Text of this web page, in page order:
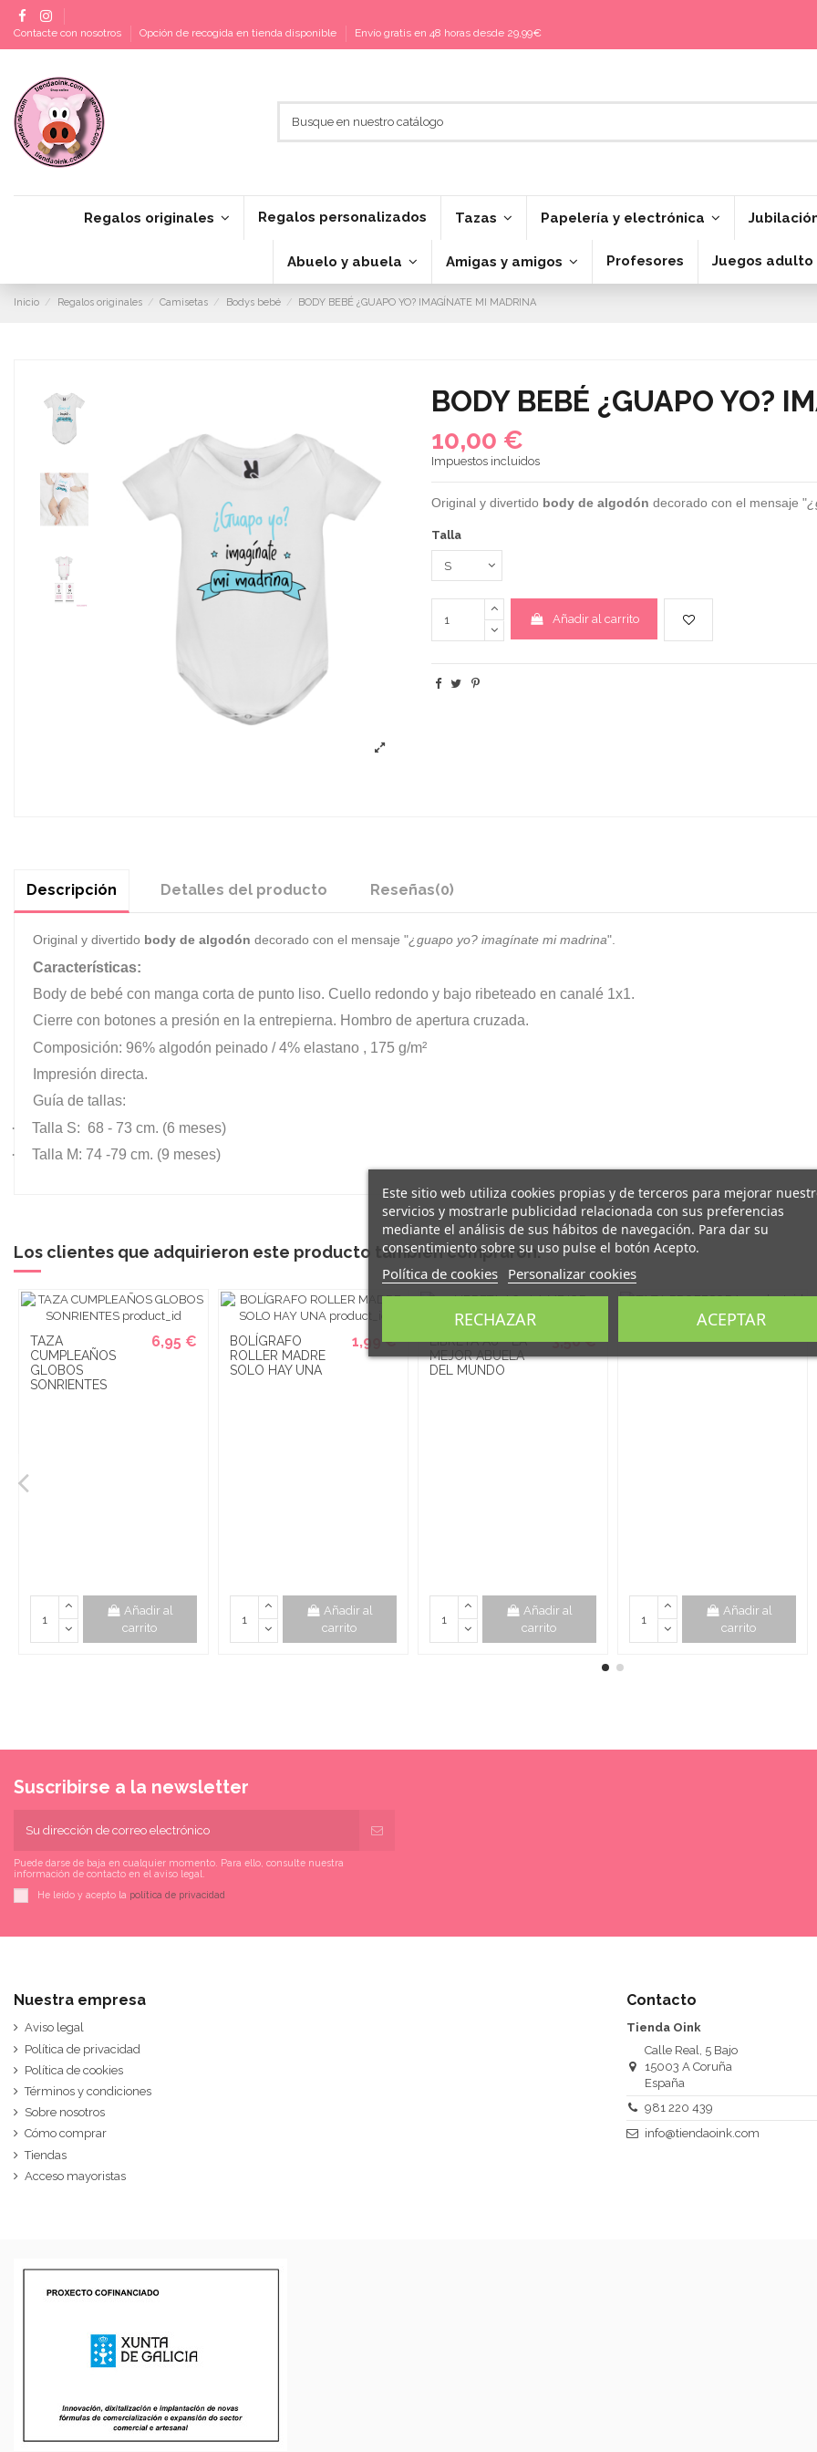
Contacte con nosotros Opción de recogida en tienda disponible Envío gratis en 48 horas desde 29,99€
Regalos originales Regalos personalizados Tazas Papelería y electrónica
Abuelo y abuela Amigas y amigos Profesores Juegos adulto
Inicio Regalos originales Camisetas Bodys bebé BODY BEBÉ ¿GUAPO YO? IMAGÍNATE MI MADRINA
BODY BEBÉ ¿GUAPO YO?
10,00 €
Impuestos incluidos
Original y divertido body de algodón decorado con el mensaje "
Talla
Añadir al carrito
Descripción Detalles del producto Reseñas(0)
Original y divertido body de algodón decorado con el mensaje "¿guapo yo? imagínate mi madrina".
Características:
Body de bebé con manga corta de punto liso. Cuello redondo y bajo ribeteado en canalé 1x1.
Cierre con botones a presión en la entrepierna. Hombro de apertura cruzada.
Composición: 96% algodón peinado / 4% elastano , 175 g/m²
Impresión directa.
Guía de tallas:
·
Talla S: 68 - 73 cm. (6 meses)
·
Talla M: 74 -79 cm. (9 meses)
Los clientes que adquirieron este producto también compraron:
TAZA
CUMPLEAÑOS
GLOBOS
SONRIENTES
6,95 €
Añadir al
carrito
BOLÍGRAFO
ROLLER MADRE
SOLO HAY UNA
1,99 €
Añadir al
carrito
LIBRETA A6 - LA
MEJOR ABUELA
DEL MUNDO
3,50 €
Añadir al
carrito
TAZA PROFESORA 6,95 €
Añadir al
carrito
Suscribirse a la newsletter
Puede darse de baja en cualquier momento. Para ello, consulte nuestra
información de contacto en el aviso legal.
He leído y acepto la política de privacidad
Nuestra empresa
Aviso legal
Política de privacidad
Política de cookies
Términos y condiciones
Sobre nosotros
Cómo comprar
Tiendas
Acceso mayoristas
Contacto
Tienda Oink
Calle Real, 5 Bajo
15003 A Coruña
España
981 220 439
info@tiendaoink.com
Este sitio web utiliza cookies propias y de terceros para mejorar
servicios y mostrarle publicidad relacionada con sus preferencias
mediante el análisis de sus hábitos de navegación. Para dar su
consentimiento sobre su uso pulse el botón Acepto.
Política de cookies Personalizar cookies
RECHAZAR ACEPTAR